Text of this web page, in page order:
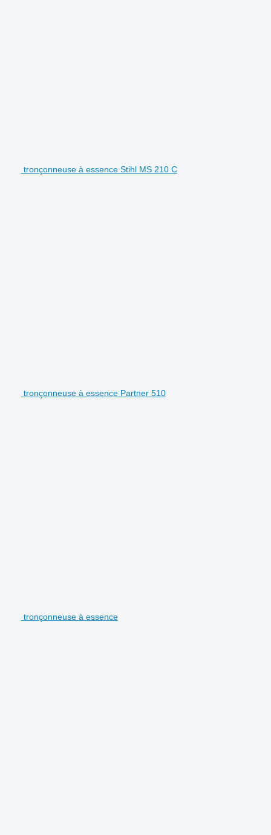
tronçonneuse à essence Stihl MS 210 C
tronçonneuse à essence Partner 510
tronçonneuse à essence